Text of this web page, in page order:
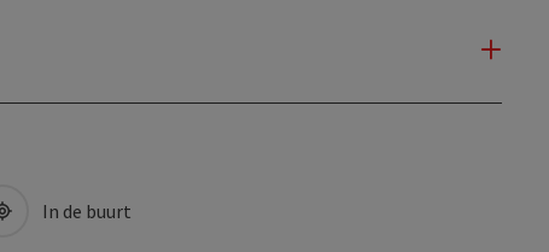
In de buurt